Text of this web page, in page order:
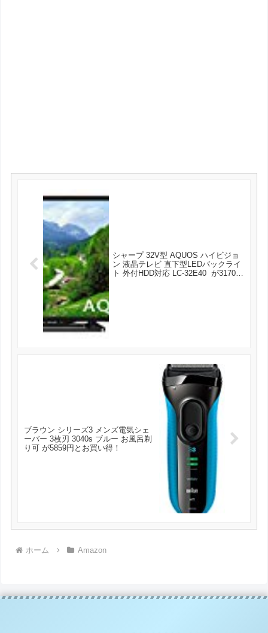
シャープ 32V型 AQUOS ハイビジョ
ン 液晶テレビ 直下型LEDバックライ
ト 外付HDD対応 LC-32E40 が31700
ブラウン シリーズ3 メンズ電気シェ
ーバー 3枚刃 3040s ブルー お風呂剃
り可 が5859円とお買い得！
ホーム Amazon